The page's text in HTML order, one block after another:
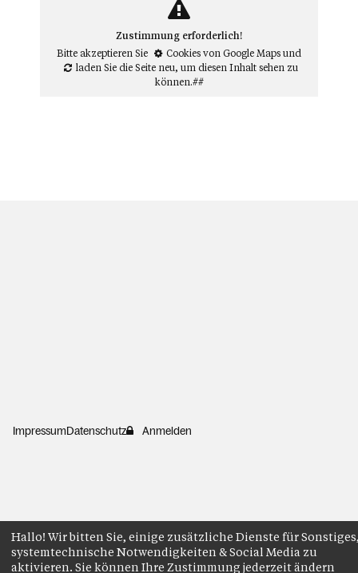
Zustimmung erforderlich!
Bitte akzeptieren Sie
Cookies von Google Mapsund
laden Sie die Seite neu, um diesen Inhalt sehen zu
können.##
ImpressumDatenschutz Anmelden
Hallo! Wir bitten Sie, einige zusätzliche Dienste für
systemtechnische Notwendigkeiten & Social Media zu
aktivieren. Sie können Ihre Zustimmung jederzeit ändern